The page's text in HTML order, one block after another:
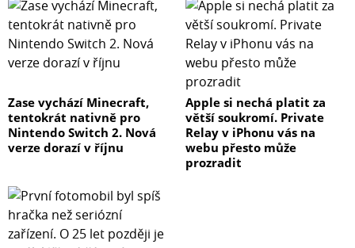
Zase vychází Minecraft,
tentokrát nativně pro
Nintendo Switch 2. Nová
verze dorazí v říjnu
Apple si nechá platit za
větší soukromí. Private
Relay v iPhonu vás na
webu přesto může
prozradit